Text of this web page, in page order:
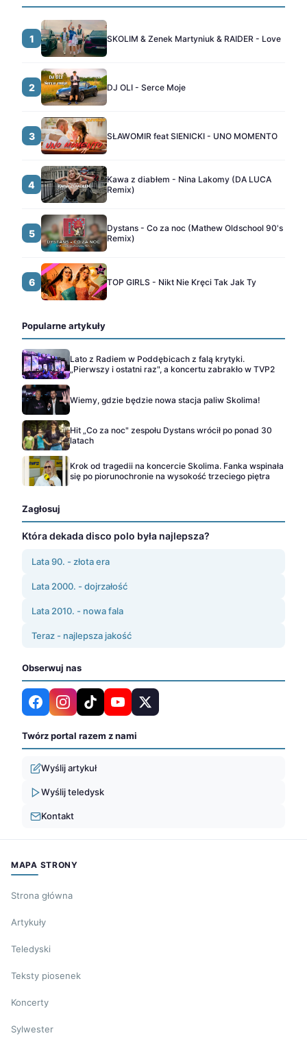
1 SKOLIM & Zenek Martyniuk & RAIDER - Love
2 DJ OLI - Serce Moje
3 SŁAWOMIR feat SIENICKI - UNO MOMENTO
4
Kawa z diabłem - Nina Lakomy (DA LUCA
Remix)
5
Dystans - Co za noc (Mathew Oldschool 90's
Remix)
6 TOP GIRLS - Nikt Nie Kręci Tak Jak Ty
Popularne artykuły
Lato z Radiem w Poddębicach z falą krytyki.
„Pierwszy i ostatni raz", a koncertu zabrakło w TVP2
Wiemy, gdzie będzie nowa stacja paliw Skolima!
Hit „Co za noc" zespołu Dystans wrócił po ponad 30
latach
Krok od tragedii na koncercie Skolima. Fanka wspinała
się po piorunochronie na wysokość trzeciego piętra
Zagłosuj
Która dekada disco polo była najlepsza?
Lata 90. - złota era
Lata 2000. - dojrzałość
Lata 2010. - nowa fala
Teraz - najlepsza jakość
Obserwuj nas
Twórz portal razem z nami
Wyślij artykuł
Wyślij teledysk
Kontakt
MAPA STRONY
Strona główna
Artykuły
Teledyski
Teksty piosenek
Koncerty
Sylwester